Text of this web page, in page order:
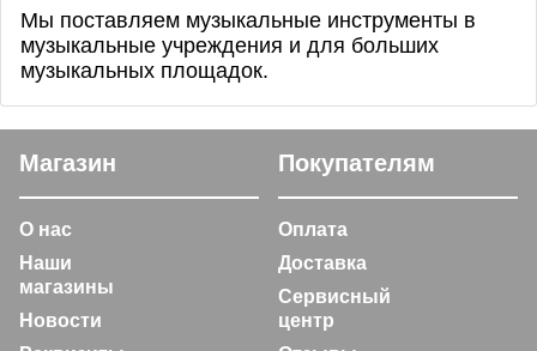
Мы поставляем музыкальные инструменты в
музыкальные учреждения и для больших
музыкальных площадок.
Магазин
О нас
Наши
магазины
Новости
Покупателям
Оплата
Доставка
Сервисный
центр